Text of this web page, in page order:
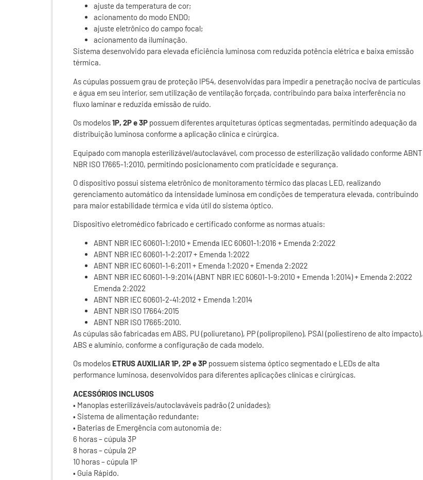
ajuste da temperatura de cor;
acionamento do modo ENDO;
ajuste eletrônico do campo focal;
acionamento da iluminação.
Sistema desenvolvido para elevada eficiência luminosa com reduzida potência elétrica e baixa emissão
térmica.
As cúpulas possuem grau de proteção IP54, desenvolvidas para impedir a penetração nociva de partículas
e água em seu interior, sem utilização de ventilação forçada, contribuindo para baixa interferência no
fluxo laminar e reduzida emissão de ruído.
Os modelos1P, 2P e 3P possuem diferentes arquiteturas ópticas segmentadas, permitindo adequação da
distribuição luminosa conforme a aplicação clínica e cirúrgica.
Equipado com manopla esterilizável/autoclavável, com processo de esterilização validado conforme ABNT
NBR ISO 17665-1:2010, permitindo posicionamento com praticidade e segurança.
O dispositivo possui sistema eletrônico de monitoramento térmico das placas LED, realizando
gerenciamento automático da intensidade luminosa em condições de temperatura elevada, contribuindo
para maior estabilidade térmica e vida útil do sistema óptico.
Dispositivo eletromédico fabricado e certificado conforme as normas atuais:
ABNT NBR IEC 60601-1:2010 + Emenda IEC 60601-1:2016 + Emenda 2:2022
ABNT NBR IEC 60601-1-2:2017 + Emenda 1:2022
ABNT NBR IEC 60601-1-6:2011 + Emenda 1:2020 + Emenda 2:2022
ABNT NBR IEC 60601-1-9:2014 (ABNT NBR IEC 60601-1-9:2010 + Emenda 1:2014) + Emenda 2:2022
Emenda 2:2022
ABNT NBR IEC 60601-2-41:2012 + Emenda 1:2014
ABNT NBR ISO 17664:2015
ABNT NBR ISO 17665:2010.
As cúpulas são fabricadas em ABS, PU (poliuretano), PP (polipropileno), PSAI (poliestireno de alto impacto),
ABS e alumínio, conforme a configuração de cada modelo.
Os modelos ETRUS AUXILIAR 1P, 2P e 3P possuem sistema óptico segmentado e LEDs de alta
performance luminosa, desenvolvidos para diferentes aplicações clínicas e cirúrgicas.
ACESSÓRIOS INCLUSOS
• Manoplas esterilizáveis/autoclaváveis padrão (2 unidades);
• Sistema de alimentação redundante;
• Baterias de Emergência com autonomia de:
6 horas – cúpula 3P
8 horas – cúpula 2P
10 horas – cúpula 1P
• Guia Rápido.